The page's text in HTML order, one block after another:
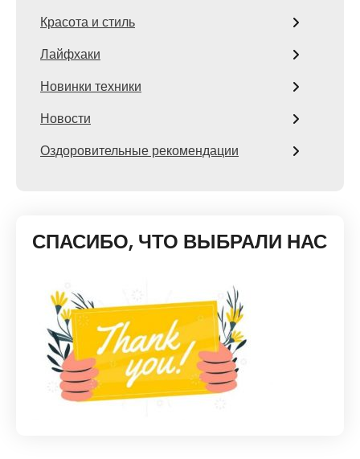
Красота и стиль
Лайфхаки
Новинки техники
Новости
Оздоровительные рекомендации
СПАСИБО, ЧТО ВЫБРАЛИ НАС